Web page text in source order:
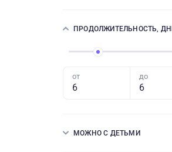
ПРОДОЛЖИТЕЛЬНОСТЬ,
от до
МОЖНО С ДЕТЬМИ